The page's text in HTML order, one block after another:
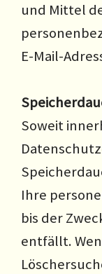
und Mittel
E-Mail-
Soweit
Ihre
bis der
entfällt.